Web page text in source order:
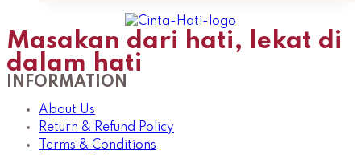
Masakan dari hati, lekat di
dalam hati
INFORMATION
About Us
Return & Refund Policy
Terms & Conditions